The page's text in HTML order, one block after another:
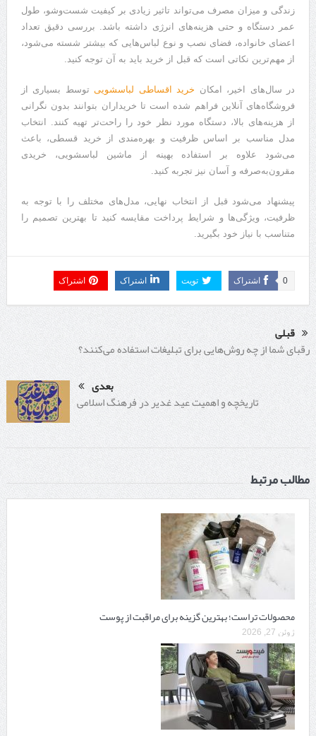
زندگی و میزان مصرف می‌تواند تاثیر زیادی بر کیفیت شست‌وشو، طول
عمر دستگاه و حتی هزینه‌های انرژی داشته باشد. بررسی دقیق تعداد
اعضای خانواده، فضای نصب و نوع لباس‌هایی که بیشتر شسته می‌شود،
از مهم‌ترین نکاتی است که قبل از خرید باید به آن توجه کنید.
در سال‌های اخیر، امکان خرید اقساطی لباسشویی توسط بسیاری از
فروشگاه‌های آنلاین فراهم شده است تا خریداران بتوانند بدون نگرانی
از هزینه‌های بالا، دستگاه مورد نظر خود را راحت‌تر تهیه کنند. انتخاب
مدل مناسب بر اساس ظرفیت و بهره‌مندی از خرید قسطی، باعث
می‌شود علاوه بر استفاده بهینه از ماشین لباسشویی، خریدی
مقرون‌به‌صرفه و آسان نیز تجربه کنید.
پیشنهاد می‌شود قبل از انتخاب نهایی، مدل‌های مختلف را با توجه به
ظرفیت، ویژگی‌ها و شرایط پرداخت مقایسه کنید تا بهترین تصمیم را
متناسب با نیاز خود بگیرید.
اشتراک 0 تویت اشتراک اشتراک
قبلی
رقبای شما از چه روش‌هایی برای تبلیغات استفاده می‌کنند؟
بعدی
تاریخچه و اهمیت عید غدیر در فرهنگ اسلامی
مطالب مرتبط
محصولات تراست؛ بهترین گزینه برای مراقبت از پوست
ژوئن 27, 2026